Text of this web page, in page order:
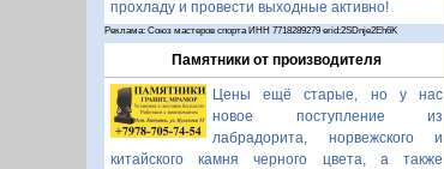
прохладу и провести выходные активно!
Реклама: Союз мастеров спорта ИНН 7718289279 erid:2SDnje2Eh6K
Памятники от производителя
Цены ещё старые, но у нас
новое поступление из
лабрадорита, норвежского и
китайского камня черного цвета, а также